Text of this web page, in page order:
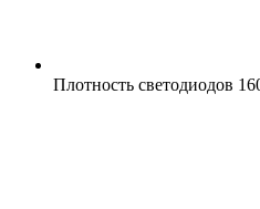
Плотность светодиодов